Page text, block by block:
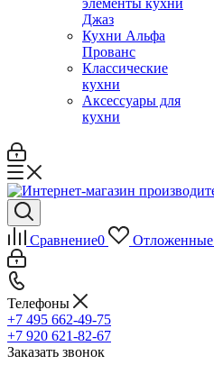
элементы кухни
Джаз
Кухни Альфа
Прованс
Классические
кухни
Аксессуары для
кухни
Сравнение0 Отложенные
Телефоны
+7 495 662-49-75
+7 920 621-82-67
Заказать звонок